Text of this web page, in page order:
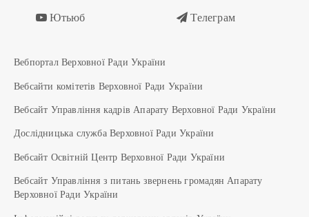
Ютьюб Телеграм
Вебпортал Верховної Ради України
Вебсайти комітетів Верховної Ради України
Вебсайт Управління кадрів Апарату Верховної Ради України
Дослідницька служба Верховної Ради України
Вебсайт Освітній Центр Верховної Ради України
Вебсайт Управління з питань звернень громадян Апарату
Верховної Ради України